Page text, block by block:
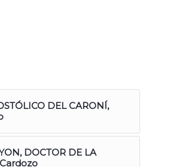
DEL CARONÍ,
DOCTOR DE LA